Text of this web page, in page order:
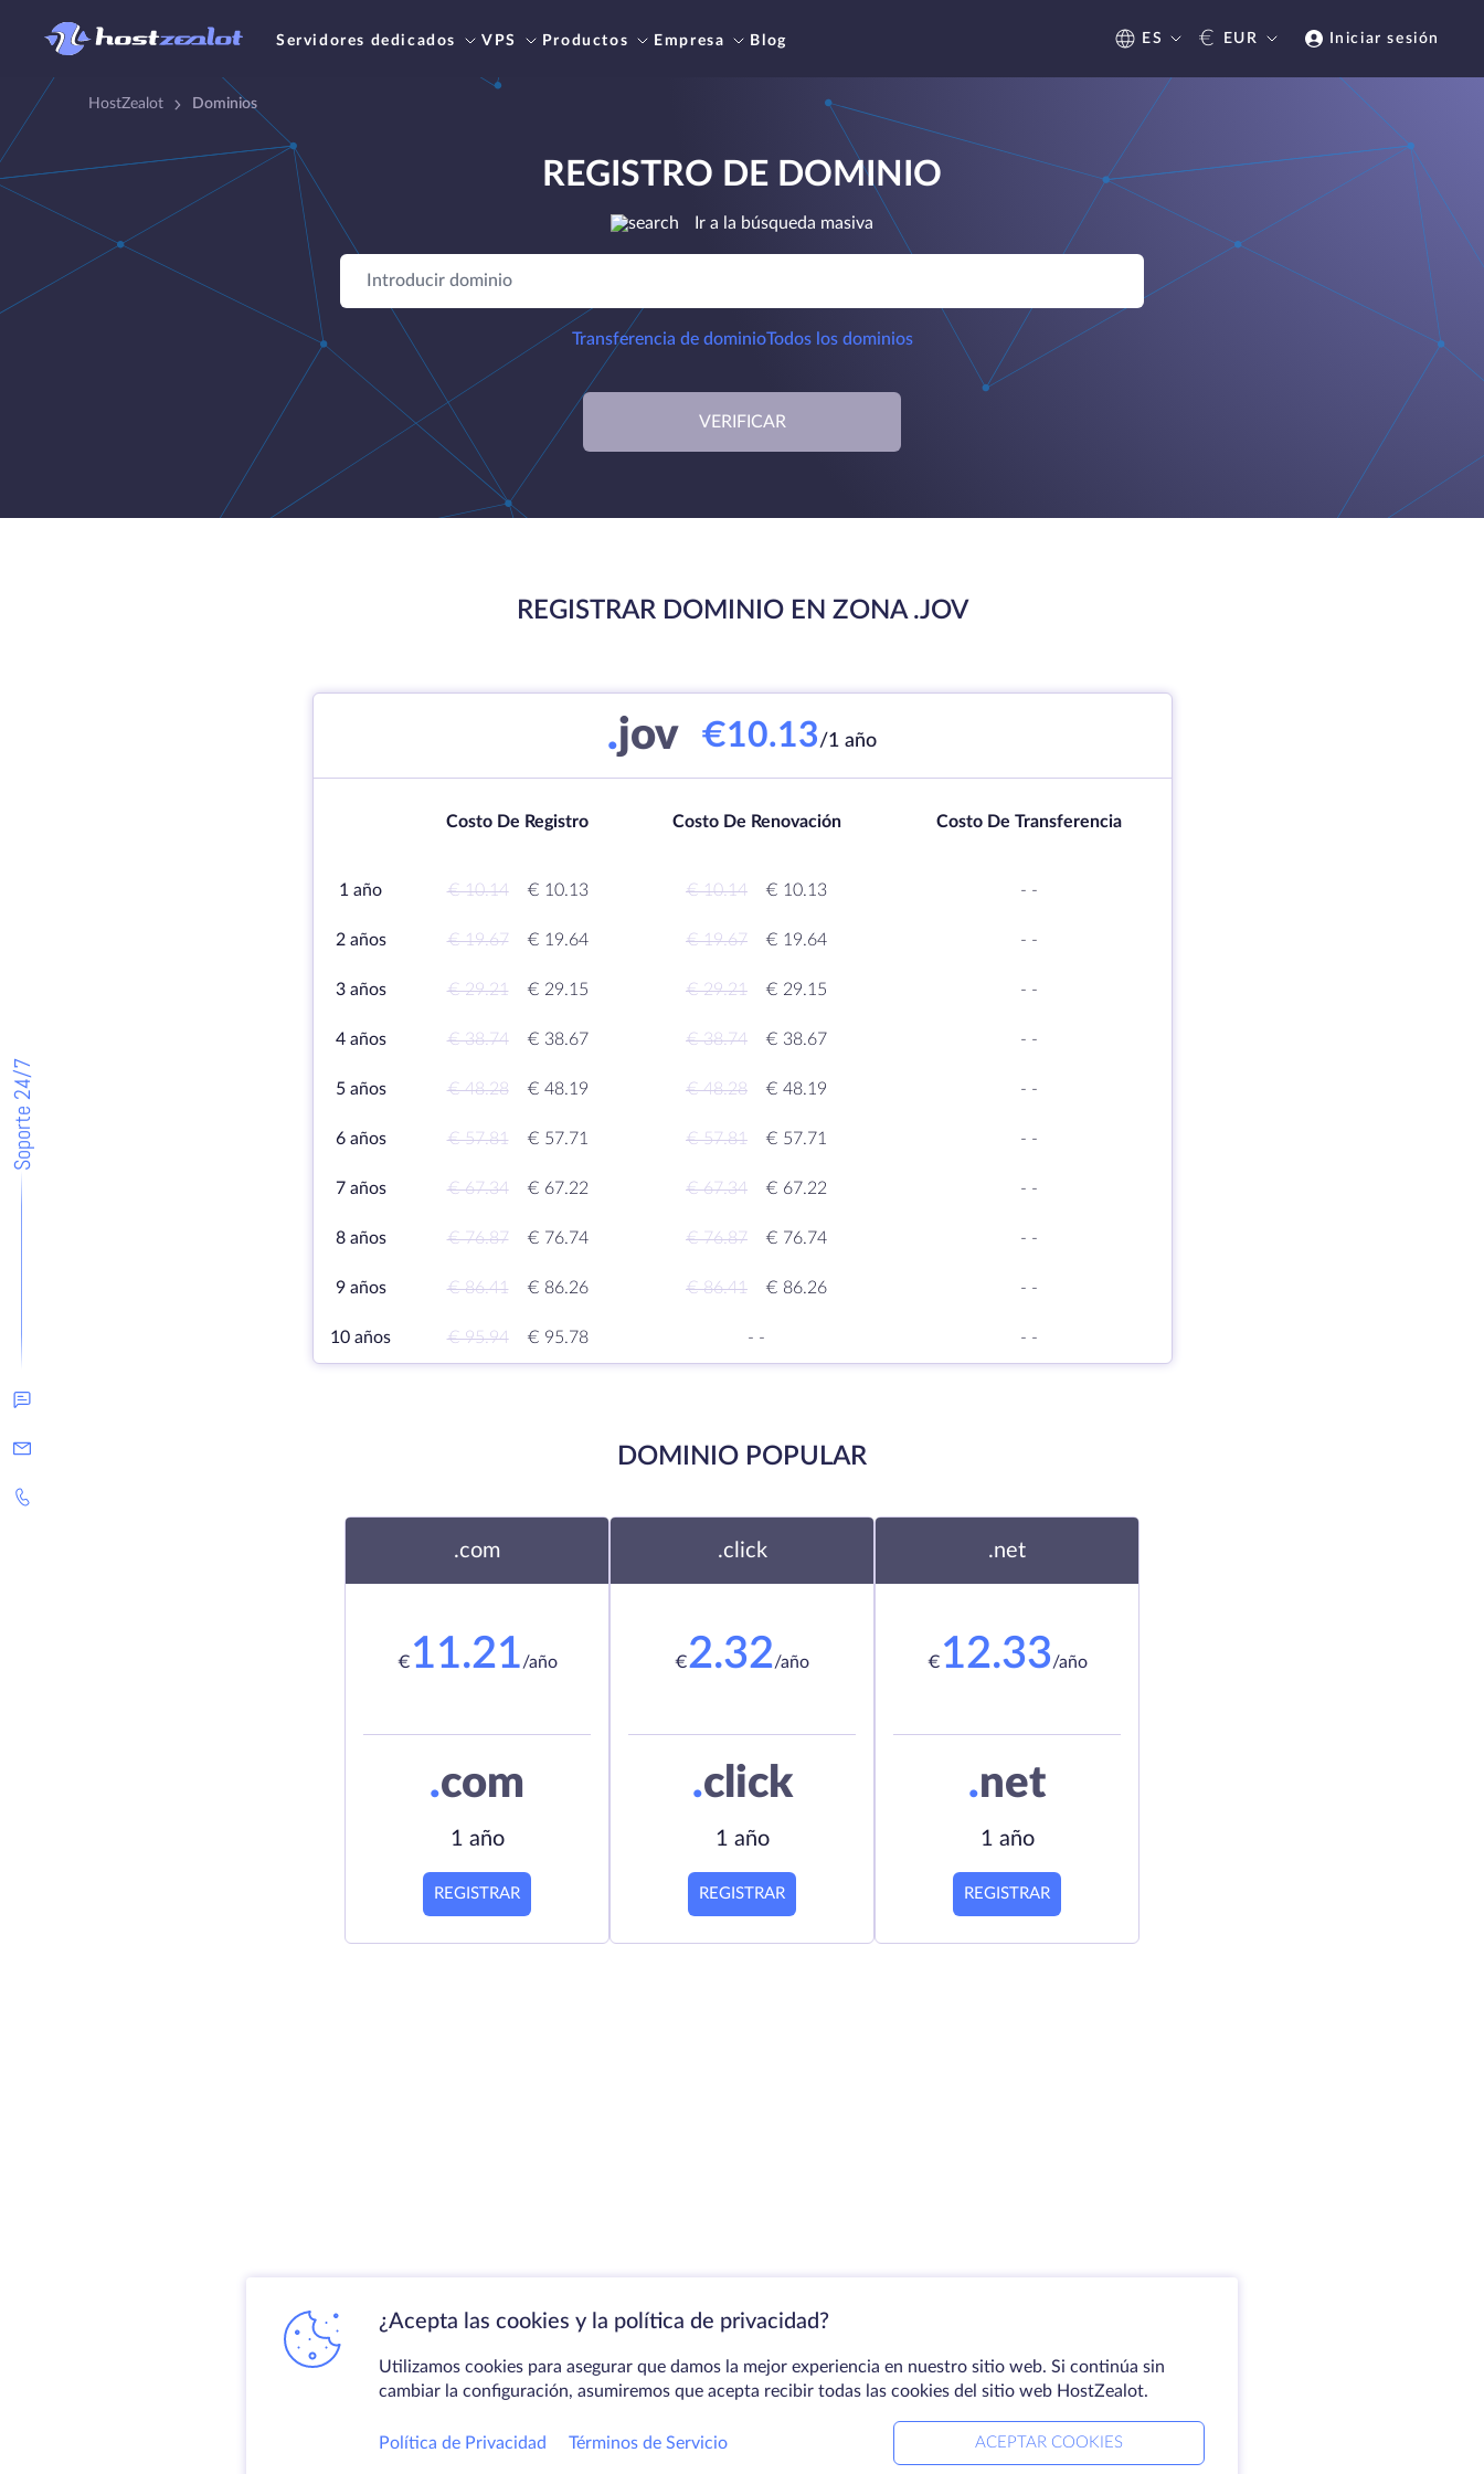
Servidores dedicados VPS Productos Empresa Blog ES € EUR Iniciar sesión
Soporte 24/7
HostZealot Dominios
REGISTRO DE DOMINIO
Ir a la búsqueda masiva
Transferencia de dominioTodos los dominios
VERIFICAR
REGISTRAR DOMINIO EN ZONA .JOV
.jov €10.13/1 año
Costo De Registro Costo De Renovación Costo De Transferencia
1 año € 10.14 € 10.13 € 10.14 € 10.13 - -
2 años € 19.67 € 19.64 € 19.67 € 19.64 - -
3 años € 29.21 € 29.15 € 29.21 € 29.15 - -
4 años € 38.74 € 38.67 € 38.74 € 38.67 - -
5 años € 48.28 € 48.19 € 48.28 € 48.19 - -
6 años € 57.81 € 57.71 € 57.81 € 57.71 - -
7 años € 67.34 € 67.22 € 67.34 € 67.22 - -
8 años € 76.87 € 76.74 € 76.87 € 76.74 - -
9 años € 86.41 € 86.26 € 86.41 € 86.26 - -
10 años € 95.94 € 95.78 - - - -
DOMINIO POPULAR
.com
€ 11.21/año
.com
1 año
REGISTRAR
.click
€2.32/año
.click
1 año
REGISTRAR
.net
€ 12.33/año
.net
1 año
REGISTRAR
¿Acepta las cookies y la política de privacidad?
Utilizamos cookies para asegurar que damos la mejor experiencia en nuestro sitio web. Si continúa sin
cambiar la configuración, asumiremos que acepta recibir todas las cookies del sitio web HostZealot.
Política de Privacidad Términos de Servicio ACEPTAR COOKIES